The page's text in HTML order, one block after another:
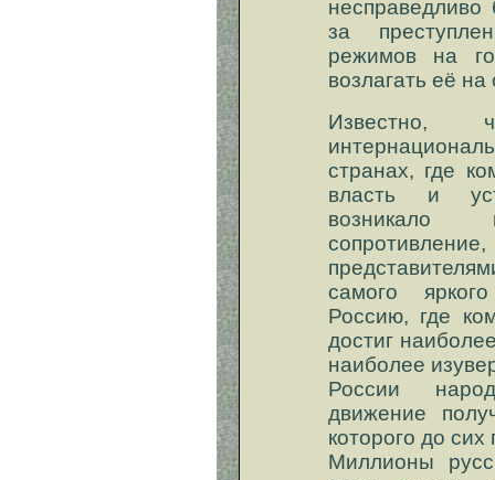
за
режимов на
возлагать её
Известно,
странах, где
власть и
возникало
самого
Россию, где
достиг
наиболее
России
движение
которого до
Миллионы